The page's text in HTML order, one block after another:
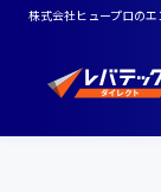
株式会社ヒュープロの